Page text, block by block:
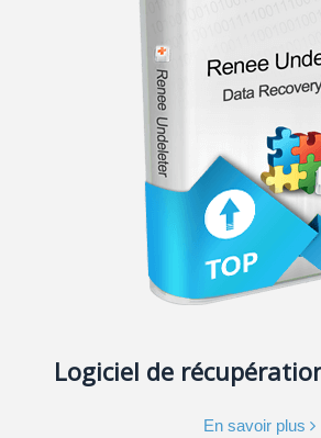
Logiciel de
En savoir plus